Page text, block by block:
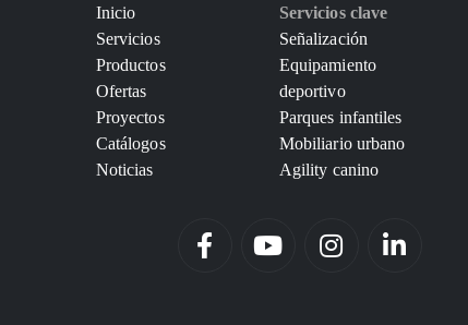
Inicio
Servicios
Productos
Ofertas
Proyectos
Catálogos
Noticias
Servicios clave
Señalización
Equipamiento
deportivo
Parques infantiles
Mobiliario urbano
Agility canino